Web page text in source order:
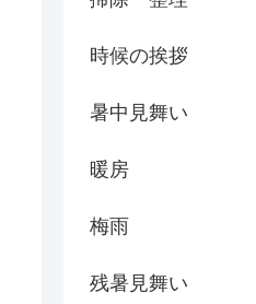
時候の挨拶
暑中見舞い
暖房
梅雨
残暑見舞い